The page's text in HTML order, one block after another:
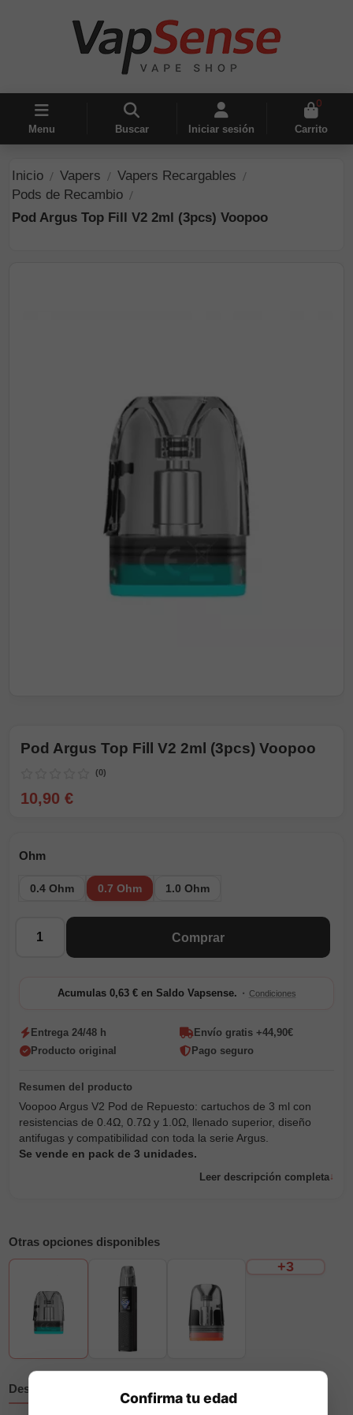
Menu Buscar Iniciar sesión
0
Carrito
Inicio Vapers
Vapers Recargables
Pods de Recambio
Pod Argus Top Fill V2 2ml (3pcs) Voopoo
Pod Argus Top Fill V2 2ml (3pcs) Voopoo
(0)
10,90 €
Ohm
0.4 Ohm 0.7 Ohm 1.0 Ohm
Comprar
Acumulas 0,63 € en Saldo Vapsense. · Condiciones
Entrega 24/48 h
Envío gratis +44,90€
Producto original
Pago seguro
Voopoo Argus V2 Pod de Repuesto: cartuchos de 3 ml con
resistencias de 0.4Ω, 0.7Ω y 1.0Ω, llenado superior, diseño
antifugas y compatibilidad con toda la serie Argus.
Se vende en pack de 3 unidades.
Leer descripción completa
Otras opciones disponibles
+3
Descripción
Confirma tu edad